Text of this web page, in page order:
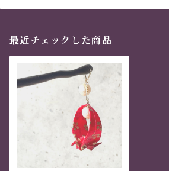
最近チェックした商品